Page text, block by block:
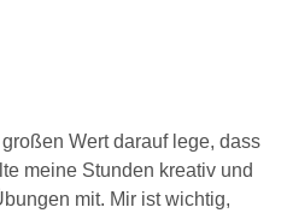
Wert darauf lege, dass
meine Stunden kreativ und
mit. Mir ist wichtig,